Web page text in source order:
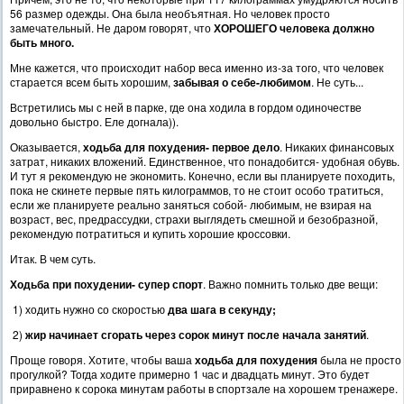
56 размер одежды. Она была необъятная. Но человек просто
замечательный. Не даром говорят, чтоХОРОШЕГО человека должно
быть много.
Мне кажется, что происходит набор веса именно из-за того, что человек
старается всем быть хорошим, забывая о себе-любимом. Не суть...
Встретились мы с ней в парке, где она ходила в гордом одиночестве
довольно быстро. Еле догнала)).
Оказывается, ходьба для похудения- первое дело. Никаких финансовых
затрат, никаких вложений. Единственное, что понадобится- удобная обувь.
И тут я рекомендую не экономить. Конечно, если вы планируете походить,
пока не скинете первые пять килограммов, то не стоит особо тратиться,
если же планируете реально заняться собой- любимым, не взирая на
возраст, вес, предрассудки, страхи выглядеть смешной и безобразной,
рекомендую потратиться и купить хорошие кроссовки.
Итак. В чем суть.
Ходьба при похудении- супер спорт. Важно помнить только две вещи:
1) ходить нужно со скоростьюдва шага в секунду;
2) жир начинает сгорать через сорок минут после начала занятий.
Проще говоря. Хотите, чтобы ваша ходьба для похудениябыла не просто
прогулкой? Тогда ходите примерно 1 час и двадцать минут. Это будет
приравнено к сорока минутам работы в спортзале на хорошем тренажере.